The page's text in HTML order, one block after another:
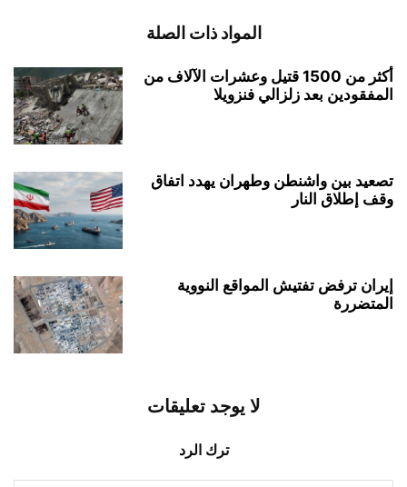
المواد ذات الصلة
أكثر من 1500 قتيل وعشرات الآلاف من
المفقودين بعد زلزالي فنزويلا
تصعيد بين واشنطن وطهران يهدد اتفاق
وقف إطلاق النار
إيران ترفض تفتيش المواقع النووية
المتضررة
لا يوجد تعليقات
ترك الرد